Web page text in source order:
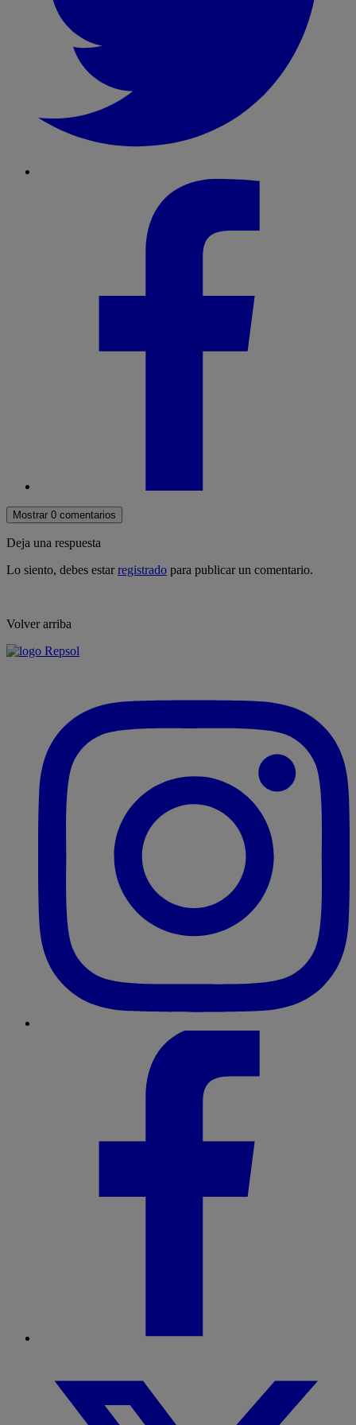
Mostrar 0 comentarios
Deja una respuesta
Lo siento, debes estarregistrado para publicar un comentario.
Volver arriba